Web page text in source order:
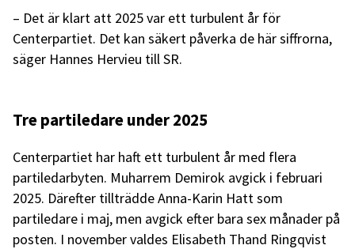
– Det är klart att 2025 var ett turbulent år för
Centerpartiet. Det kan säkert påverka de här siffrorna,
säger Hannes Hervieu till SR.
Tre partiledare under 2025
Centerpartiet har haft ett turbulent år med flera
partiledarbyten. Muharrem Demirok avgick i februari
2025. Därefter tillträdde Anna-Karin Hatt som
partiledare i maj, men avgick efter bara sex månader på
posten. I november valdes Elisabeth Thand Ringqvist